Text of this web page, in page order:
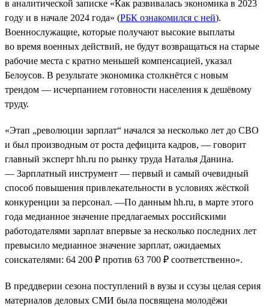
в аналитической записке «Как развивалась экономика в 2023
году и в начале 2024 года» (РБК ознакомился с ней).
Военнослужащие, которые получают высокие выплаты
во время военных действий, не будут возвращаться на старые
рабочие места с кратно меньшей компенсацией, указал
Белоусов. В результате экономика столкнётся с новым
трендом — исчерпанием готовности населения к дешёвому
труду.
«Этап „революции зарплат“ начался за несколько лет до СВО
и был производным от роста дефицита кадров, — говорит
главный эксперт hh.ru по рынку труда Наталья Данина.
— Зарплатный инструмент — первый и самый очевидный
способ повышения привлекательности в условиях жёсткой
конкуренции за персонал. —По данным hh.ru, в марте этого
года медианное значение предлагаемых российскими
работодателями зарплат впервые за несколько последних лет
превысило медианное значение зарплат, ожидаемых
соискателями: 64 200 ₽ против 63 700 ₽ соответственно».
В преддверии сезона поступлений в вузы и ссузы целая серия
материалов деловых СМИ была посвящена молодёжи